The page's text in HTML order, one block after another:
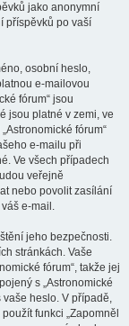
jako anonymní
příspěvků po vaší
osobní heslo,
e-mailovou
fórum“ jsou
jsou platné v zemi, ve
fórum“
e-mailu při
Ve všech případech
veřejně
nebo povolit zasílání
e-mail.
jeho bezpečnosti.
stránkách. Vaše
fórum“, takže jej
s „Astronomické
vaše heslo. V případě,
funkci „Zapomněl